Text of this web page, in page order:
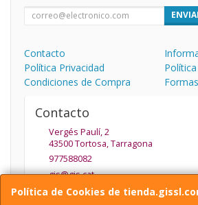
Política de Cookies de
Contacto
Política Privacidad
Condiciones de Compra
Contacto
Vergés Paulí, 2
43500Tortosa,Tarragona
977588082
gis@gis.cat